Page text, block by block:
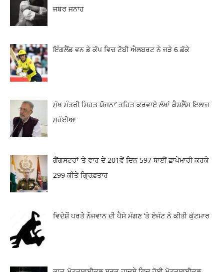
ਜਬਰ ਜਨਾਹ
ਇੰਗਲੈਂਡ ਵਨ ਡੇ ਕੱਪ ਵਿਚ ਟੋਬੀ ਐਲਬਰਟ ਨੇ ਜੜੇ 6 ਛੱਕੇ
ਮੁੱਖ ਮੰਤਰੀ ਸਿਹਤ ਯੋਜਨਾ’ ਤਹਿਤ ਕਰਵਾਏ ਲੱਖਾਂ ਕੈਸ਼ਲੈੱਸ ਇਲਾਜ
ਮੁਹੱਈਆ
ਗੈਂਗਸਟਰਾਂ ‘ਤੇ ਵਾਰ ਦੇ 201ਵੇਂ ਦਿਨ 597 ਥਾਈਂ ਛਾਪੇਮਾਰੀ ਕਰਕੇ
299 ਕੀਤੇ ਗ੍ਰਿਫ਼ਤਾਰ
ਵਿਦੇਸ਼ੋਂ ਪਰਤੇੇ ਨੌਜਵਾਨ ਦੀ ਪੈਸੇ ਮੰਗਣ ‘ਤੇ ਏਜੰਟ ਨੇ ਕੀਤੀ ਕੁੱਟਮਾਰ